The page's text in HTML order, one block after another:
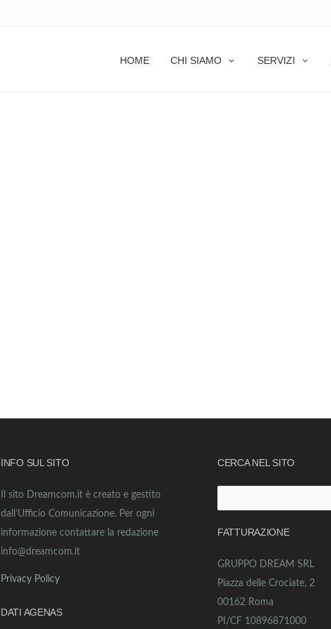
HOME CHI SIAMO SERVIZI
INFO SUL SITO
Il sito Dreamcom.it è creato e gestito
dall’Ufficio Comunicazione. Per ogni
informazione contattare la redazione
info@dreamcom.it
Privacy Policy
DATI AGENAS
CERCA NEL SITO
per:
FATTURAZIONE
GRUPPO DREAM SRL
Piazza delle Crociate, 2
00162 Roma
PI/CF 10896871000